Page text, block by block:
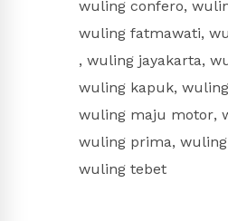
wuling confero,
wuling fatmawati,
, wuling jayakarta,
wuling kapuk,
wuling maju motor,
wuling prima, wuling
wuling tebet